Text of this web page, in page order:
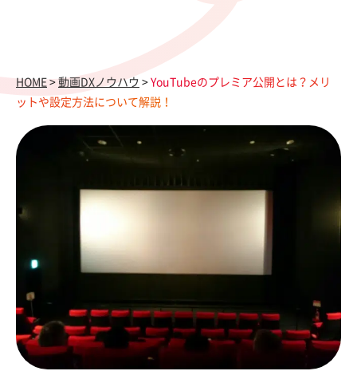
HOME > 動画DXノウハウ > YouTubeのプレミア公開とは？メリ
ットや設定方法について解説！